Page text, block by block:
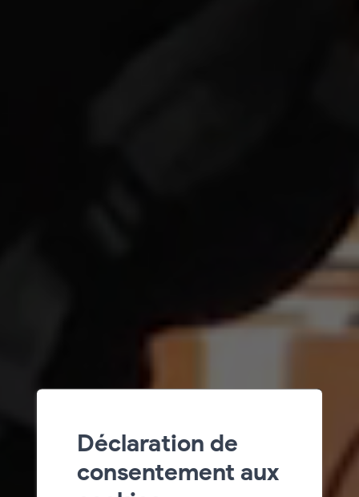
Déclaration de
consentement aux